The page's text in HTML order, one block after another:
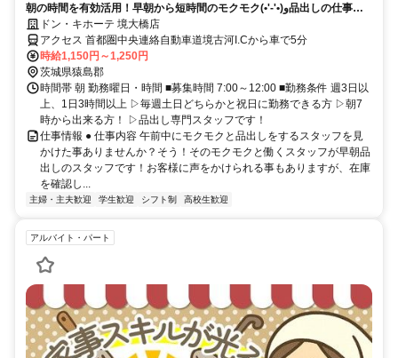
朝の時間を有効活用！早朝から短時間のモクモク(•'-'•)و品出しの仕事！
シニアも活躍中です！
ドン・キホーテ 境大橋店
アクセス 首都圏中央連絡自動車道境古河I.Cから車で5分
時給1,150円～1,250円
茨城県猿島郡
時間帯 朝 勤務曜日・時間 ■募集時間 7:00～12:00 ■勤務条件 週3日以
上、1日3時間以上 ▷毎週土日どちらかと祝日に勤務できる方 ▷朝7
時から出来る方！ ▷品出し専門スタッフです！
仕事情報 ● 仕事内容 午前中にモクモクと品出しをするスタッフを見
かけた事ありませんか？そう！そのモクモクと働くスタッフが早朝品
出しのスタッフです！お客様に声をかけられる事もありますが、在庫
を確認し...
主婦・主夫歓迎 学生歓迎 シフト制 高校生歓迎
アルバイト・パート